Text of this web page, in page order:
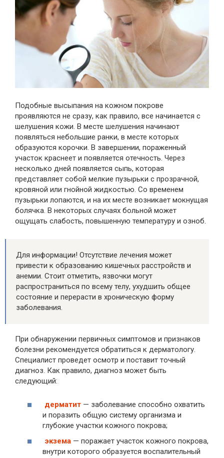
Подобные высыпания на кожном покрове
проявляются не сразу, как правило, все начинается с
шелушения кожи. В месте шелушения начинают
появляться небольшие ранки, в месте которых
образуются корочки. В завершении, пораженный
участок краснеет и появляется отечность. Через
несколько дней появляется сыпь, которая
представляет собой мелкие пузырьки с прозрачной,
кровяной или гнойной жидкостью. Со временем
пузырьки лопаются, и на их месте возникает мокнущая
болячка. В некоторых случаях больной может
ощущать слабость, повышенную температуру и озноб.
Для информации! Отсутствие лечения может
привести к образованию кишечных расстройств и
анемии. Стоит отметить, язвочки могут
распространиться по всему телу, ухудшить общее
состояние и перерасти в хроническую форму
заболевания.
При обнаружении первичных симптомов и признаков
болезни рекомендуется обратиться к дерматологу.
Специалист проведет осмотр и поставит точный
диагноз. Как правило, диагноз может быть
следующий:
дерматит — заболевание способно охватить
и поразить общую систему организма и
глубокие участки кожного покрова;
экзема — поражает участок кожного покрова,
внутри которого образуется воспалительный